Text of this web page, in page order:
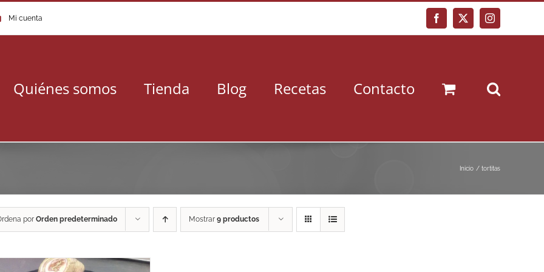
Mi cuenta Facebook
X Instagram
Quiénes somos Tienda Blog Recetas Contacto
Inicio tortitas
por Orden predeterminado Mostrar 9 productos